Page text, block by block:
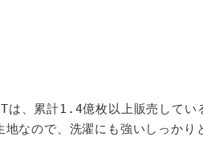
累計1.4億枚以上販売している
なので、洗濯にも強いしっかり